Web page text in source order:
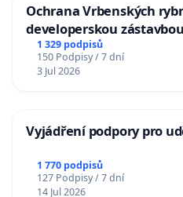
Ochrana Vrbenských
developerskou zástavbou
1 329 podpisů
150 Podpisy / 7 dní
3 Jul 2026
Vyjádření podpory pro
1 770 podpisů
127 Podpisy / 7 dní
14 Jul 2026